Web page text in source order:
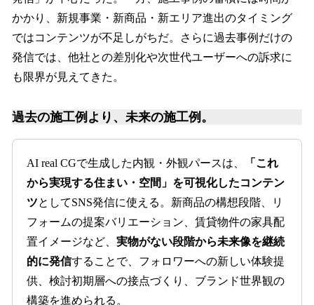
かかり、新規事業・新商品・新エリア進出のタイミング
ではコンテンツが不足しがちだ。さらに過去事例だけの
発信では、他社との差別化や次世代ユーザーへの訴求に
も限界が見えてきた。
過去の施工例より、未来の施工例。
AI real CGで生成した内観・外観パースは、
「これ
から実現する住まい・空間」を可視化したコンテン
ツとしてSNS発信に使える。新商品の構想段階、リ
フォームの提案バリエーション、賃貸物件の家具配
置イメージなど、 実物がない段階から未来像を継続
的に発信することで、フォロワーへの新しい体験提
供、検討初期層への接点づくり、ブランド世界観の
構築を進められる。